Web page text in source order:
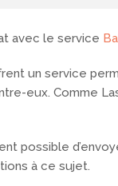
avec le service
un service
eux. Comme
possible
à ce sujet.